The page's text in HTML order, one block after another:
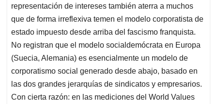
representación de intereses también aterra a muchos
que de forma irreflexiva temen el modelo corporatista de
estado impuesto desde arriba del fascismo franquista.
No registran que el modelo socialdemócrata en Europa
(Suecia, Alemania) es esencialmente un modelo de
corporatismo social generado desde abajo, basado en
las dos grandes jerarquías de sindicatos y empresarios.
Con cierta razón: en las mediciones del World Values